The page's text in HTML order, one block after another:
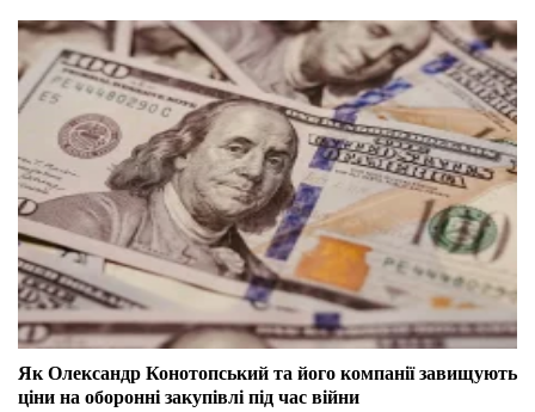
Як Олександр Конотопський та його компанії завищують
ціни на оборонні закупівлі під час війни